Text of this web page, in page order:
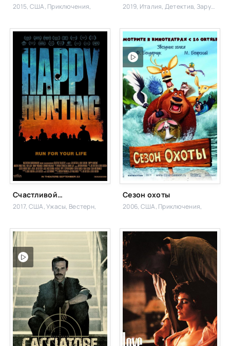
2015, США, Приключения, 2019, Италия, Детектив, Зарубежный
Счастливой охоты
2017, США,Ужасы, Вестерн,
Сезон охоты
2006, США, Приключения,